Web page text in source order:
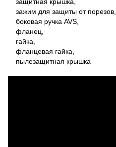
зажим для защиты от порезов,
боковая ручка AVS,
фланец,
гайка,
фланцевая гайка,
пылезащитная крышка